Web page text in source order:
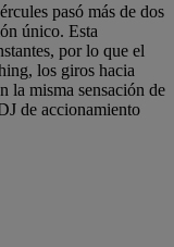
pasó más de dos
único. Esta
por lo que el
los giros hacia
la misma sensación de
de accionamiento